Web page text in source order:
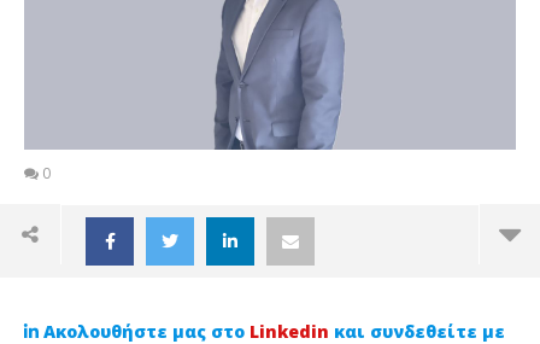
0
Ακολουθήστε μας στο Linkedin και συνδεθείτε με